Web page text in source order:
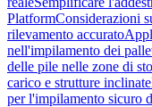
PlatformConsiderazioni
rilevamento accurato
nell'impilamento dei
delle pile nelle zone di
carico e strutture inclinate
per l'impilamento sicuro